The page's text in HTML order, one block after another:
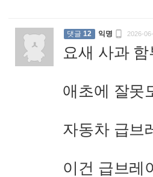
댓글 12 익명  2026-
요새 사과
애초에 잘못
자동차 급브
이건 급브레